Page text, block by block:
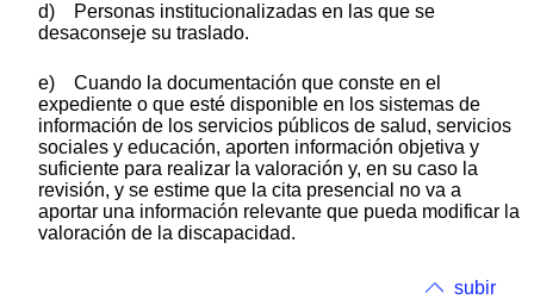
d) Personas institucionalizadas en las que se
desaconseje su traslado.
e) Cuando la documentación que conste en el
expediente o que esté disponible en los sistemas de
información de los servicios públicos de salud, servicios
sociales y educación, aporten información objetiva y
suficiente para realizar la valoración y, en su caso la
revisión, y se estime que la cita presencial no va a
aportar una información relevante que pueda modificar la
valoración de la discapacidad.
subir